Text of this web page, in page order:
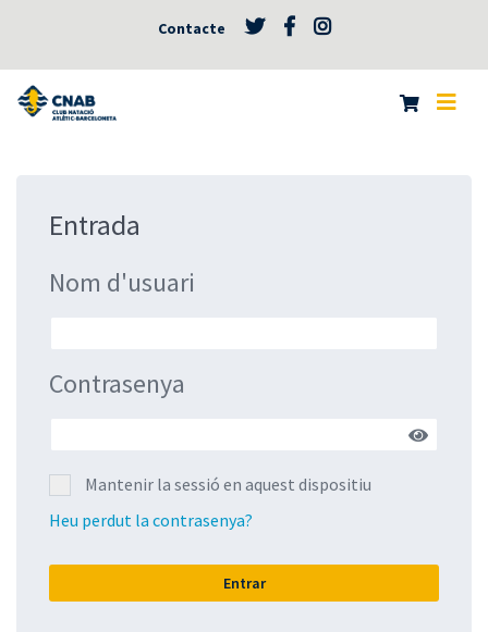
Contacte
Entrada
Nom d'usuari
Contrasenya
Mantenir la sessió en aquest dispositiu
Heu perdut la contrasenya?